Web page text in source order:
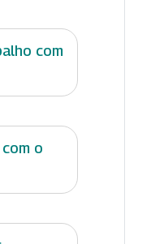
com
o